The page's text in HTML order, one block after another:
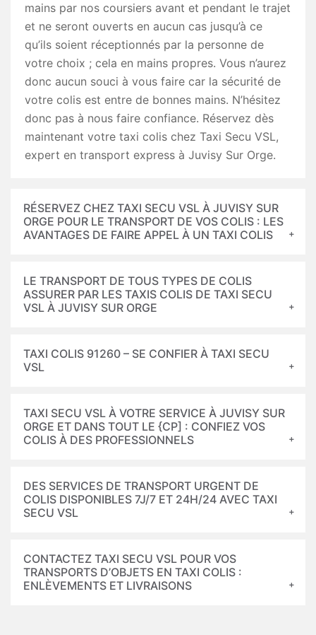
mains par nos coursiers avant et pendant le trajet
et ne seront ouverts en aucun cas jusqu’à ce
qu’ils soient réceptionnés par la personne de
votre choix ; cela en mains propres. Vous n’aurez
donc aucun souci à vous faire car la sécurité de
votre colis est entre de bonnes mains. N’hésitez
donc pas à nous faire confiance. Réservez dès
maintenant votre taxi colis chez Taxi Secu VSL,
expert en transport express à Juvisy Sur Orge.
RÉSERVEZ CHEZ TAXI SECU VSL À JUVISY SUR
ORGE POUR LE TRANSPORT DE VOS COLIS : LES
AVANTAGES DE FAIRE APPEL À UN TAXI COLIS
LE TRANSPORT DE TOUS TYPES DE COLIS
ASSURER PAR LES TAXIS COLIS DE TAXI SECU
VSL À JUVISY SUR ORGE
TAXI COLIS 91260 – SE CONFIER À TAXI SECU
VSL
TAXI SECU VSL À VOTRE SERVICE À JUVISY SUR
ORGE ET DANS TOUT LE {CP] : CONFIEZ VOS
COLIS À DES PROFESSIONNELS
DES SERVICES DE TRANSPORT URGENT DE
COLIS DISPONIBLES 7J/7 ET 24H/24 AVEC TAXI
SECU VSL
CONTACTEZ TAXI SECU VSL POUR VOS
TRANSPORTS D’OBJETS EN TAXI COLIS :
ENLÈVEMENTS ET LIVRAISONS